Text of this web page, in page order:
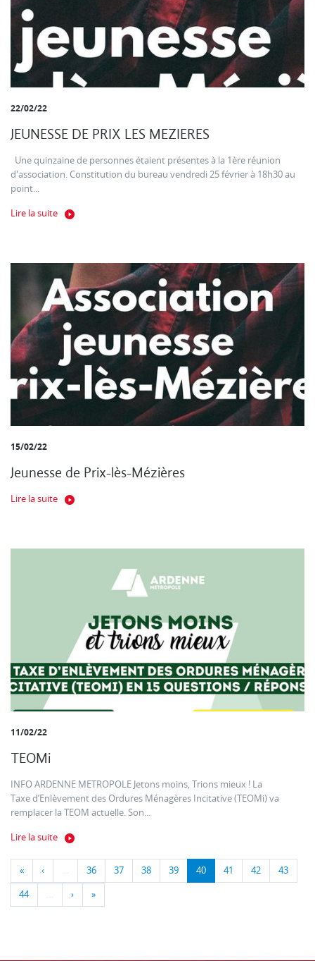
22/02/22
JEUNESSE DE PRIX LES MEZIERES
Une quinzaine de personnes étaient présentes à la 1ère réunion
d'association. Constitution du bureau vendredi 25 février à 18h30 au
point...
Lire la suite
15/02/22
Jeunesse de Prix-lès-Mézières
Lire la suite
11/02/22
TEOMi
INFO ARDENNE METROPOLE Jetons moins, Trions mieux ! La
Taxe d’Enlèvement des Ordures Ménagères Incitative (TEOMi) va
remplacer la TEOM actuelle. Son...
Lire la suite
« ‹ … 36 37 38 39 40 41 42 43
44 … › »